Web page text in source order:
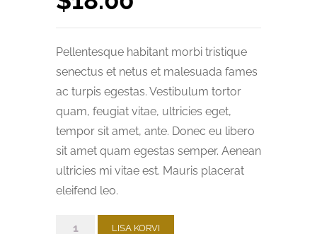
hinnangu
Pellentesque habitant morbi tristique
senectus et netus et malesuada fames
ac turpis egestas. Vestibulum tortor
quam, feugiat vitae, ultricies eget,
tempor sit amet, ante. Donec eu libero
sit amet quam egestas semper. Aenean
ultricies mi vitae est. Mauris placerat
eleifend leo.
Happy
LISA KORVI